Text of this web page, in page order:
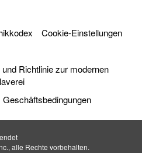
Cookie-Einstellungen
Richtlinie zur modernen
Geschäftsbedingungen
alle Rechte vorbehalten.